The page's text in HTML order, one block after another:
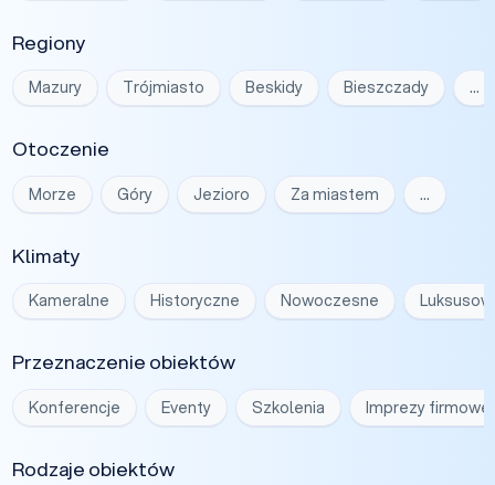
Regiony
Mazury Trójmiasto Beskidy Bieszczady …
Otoczenie
Morze Góry Jezioro Za miastem …
Klimaty
Kameralne Historyczne Nowoczesne
Przeznaczenie obiektów
Konferencje Eventy Szkolenia Imprezy firmowe
Rodzaje obiektów